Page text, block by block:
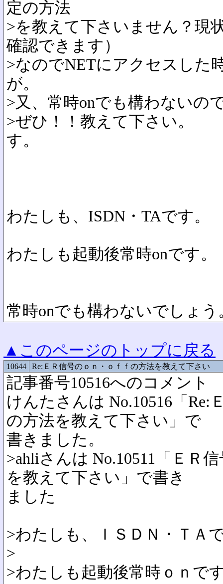
定の方法
>を教えて下さいません？現
確認できます）
>なのでNETにアクセスした
が。
>又、常時onでも構わないの
>ぜひ！！教えて下さい
す。
わたしも、ISDN・TAです。
わたしも起動後常時onです。
常時onでも構わないでしょう
▲このページのトップに戻る
10644 Re:ＥＲ信号のｏｎ・ｏｆｆの方法を教えて下さい
記事番号10516へのコメント
けんたさんは No.10516「Re:
の方法を教えて下さい」で
書きました。
>ahliさんは No.10511「ＥＲ
を教えて下さい」で書き
ました
>わたしも、ＩＳＤＮ・ＴＡ
>
>わたしも起動後常時ｏｎで